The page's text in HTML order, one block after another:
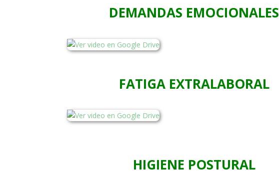
DEMANDAS EMOCIONALES
FATIGA EXTRALABORAL
HIGIENE POSTURAL